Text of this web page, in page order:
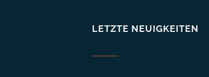
LETZTE NEUIGKEITEN